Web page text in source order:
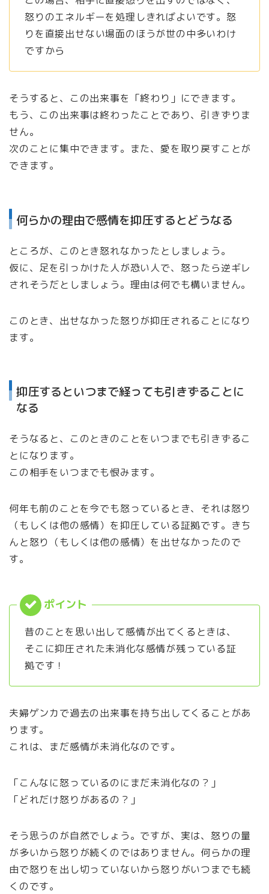
怒りのエネルギーを処理しきればよいです。怒
りを直接出せない場面のほうが世の中多いわけ
ですから
そうすると、この出来事を「終わり」にできます。
もう、この出来事は終わったことであり、引きずりま
せん。
次のことに集中できます。また、愛を取り戻すことが
できます。
何らかの理由で感情を抑圧するとどうなる
ところが、このとき怒れなかったとしましょう。
仮に、足を引っかけた人が恐い人で、怒ったら逆ギレ
されそうだとしましょう。理由は何でも構いません。
このとき、出せなかった怒りが抑圧されることになり
ます。
抑圧するといつまで経っても引きずることに
なる
そうなると、このときのことをいつまでも引きずるこ
とになります。
この相手をいつまでも恨みます。
何年も前のことを今でも怒っているとき、それは怒り
（もしくは他の感情）を抑圧している証拠です。きち
んと怒り（もしくは他の感情）を出せなかったので
す。
昔のことを思い出して感情が出てくるときは、
そこに抑圧された未消化な感情が残っている証
拠です！
夫婦ゲンカで過去の出来事を持ち出してくることがあ
ります。
これは、まだ感情が未消化なのです。
「こんなに怒っているのにまだ未消化なの？」
「どれだけ怒りがあるの？」
そう思うのが自然でしょう。ですが、実は、怒りの量
が多いから怒りが続くのではありません。何らかの理
由で怒りを出し切っていないから怒りがいつまでも続
くのです。